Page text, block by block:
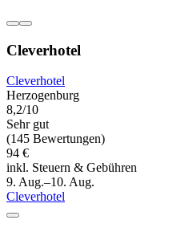
Cleverhotel
Cleverhotel
Herzogenburg
8,2/10
Sehr gut
(145 Bewertungen)
94 €
inkl. Steuern & Gebühren
9. Aug.–10. Aug.
Cleverhotel